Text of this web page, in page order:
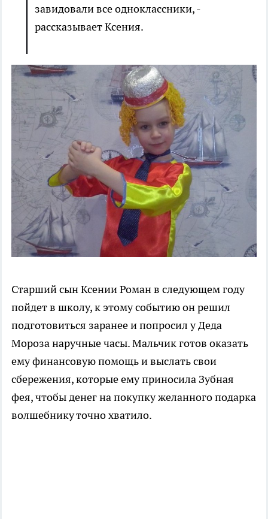
завидовали все одноклассники, -
рассказывает Ксения.
Старший сын Ксении Роман в следующем году
пойдет в школу, к этому событию он решил
подготовиться заранее и попросил у Деда
Мороза наручные часы. Мальчик готов оказать
ему финансовую помощь и выслать свои
сбережения, которые ему приносила Зубная
фея, чтобы денег на покупку желанного подарка
волшебнику точно хватило.